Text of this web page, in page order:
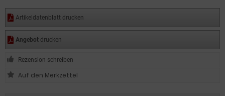
Artikeldatenblatt drucken
Angebot drucken
Rezension schreiben